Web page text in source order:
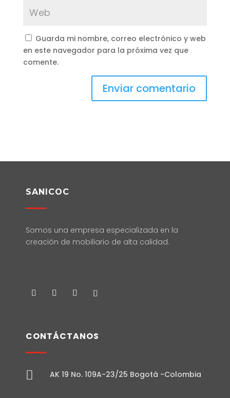
Guarda mi nombre, correo electrónico y web
en este navegador para la próxima vez que
comente.
SANICOC
Somos una empresa especializada en la
creación de mobiliario de alta calidad.
CONTÁCTANOS
 AK 19 No. 109A-23/25 Bogotá -Colombia